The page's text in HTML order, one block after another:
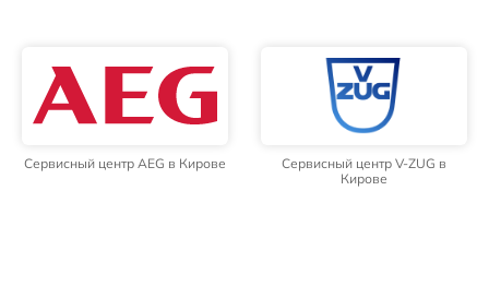
Сервисный центр AEG в Кирове
Сервисный центр V-ZUG в
Кирове